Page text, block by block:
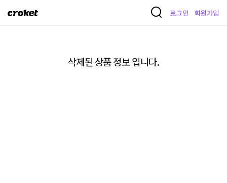
크
로그인 회원가입
삭제된 상품 정보 입니다.